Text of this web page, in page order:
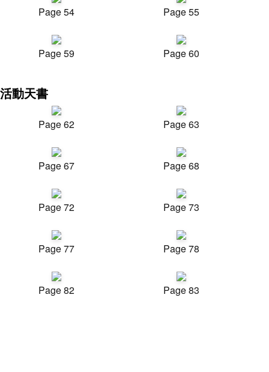
Page 54 Page 55
Page 59 Page 60
活動天書
Page 62 Page 63
Page 67 Page 68
Page 72 Page 73
Page 77 Page 78
Page 82 Page 83